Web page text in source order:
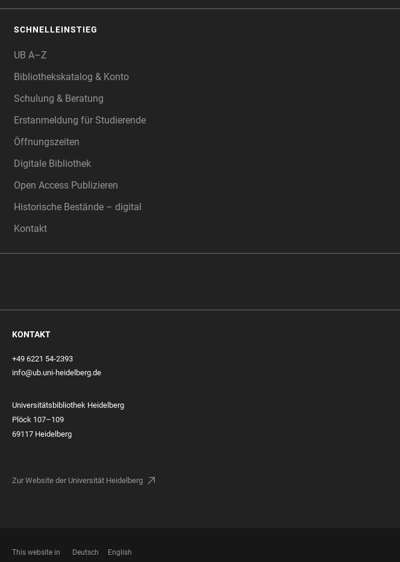
SCHNELLEINSTIEG
UB A–Z
Bibliothekskatalog & Konto
Schulung & Beratung
Erstanmeldung für Studierende
Öffnungszeiten
Digitale Bibliothek
Open Access Publizieren
Historische Bestände – digital
Kontakt
KONTAKT
+49 6221 54-2393
info@ub.uni-heidelberg.de
Universitätsbibliothek Heidelberg
Plöck 107–109
69117 Heidelberg
Zur Website der Universität Heidelberg
This website in Deutsch English